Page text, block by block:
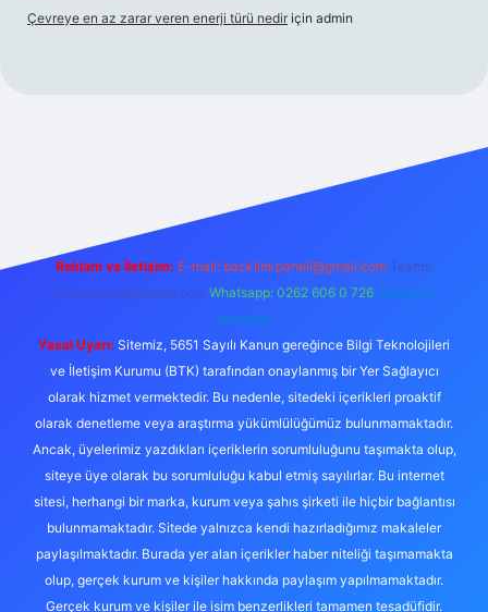
Çevreye en az zarar veren enerji türü nedir için admin
Reklam ve İletişim: E-mail: backlinkpaneli@gmail.com Teams:
forumhizmeti@gmail.com Whatsapp: 0262 606 0 726 Telegram:
@karabul
Yasal Uyarı: Sitemiz, 5651 Sayılı Kanun gereğince Bilgi Teknolojileri
ve İletişim Kurumu (BTK) tarafından onaylanmış bir Yer Sağlayıcı
olarak hizmet vermektedir. Bu nedenle, sitedeki içerikleri proaktif
olarak denetleme veya araştırma yükümlülüğümüz bulunmamaktadır.
Ancak, üyelerimiz yazdıkları içeriklerin sorumluluğunu taşımakta olup,
siteye üye olarak bu sorumluluğu kabul etmiş sayılırlar. Bu internet
sitesi, herhangi bir marka, kurum veya şahıs şirketi ile hiçbir bağlantısı
bulunmamaktadır. Sitede yalnızca kendi hazırladığımız makaleler
paylaşılmaktadır. Burada yer alan içerikler haber niteliği taşımamakta
olup, gerçek kurum ve kişiler hakkında paylaşım yapılmamaktadır.
Gerçek kurum ve kişiler ile isim benzerlikleri tamamen tesadüfidir.